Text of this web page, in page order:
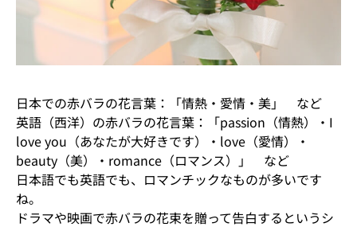
日本での赤バラの花言葉：「情熱・愛情・美」 など
英語（西洋）の赤バラの花言葉：「passion（情熱）・I
love you（あなたが大好きです）・love（愛情）・
beauty（美）・romance（ロマンス）」 など
日本語でも英語でも、ロマンチックなものが多いです
ね。
ドラマや映画で赤バラの花束を贈って告白するというシ